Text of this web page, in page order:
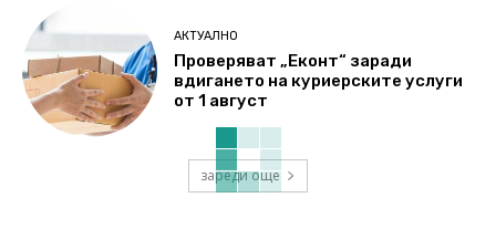
АКТУАЛНО
Проверяват „Еконт“ заради
вдигането на куриерските услуги
от 1 август
зареди още